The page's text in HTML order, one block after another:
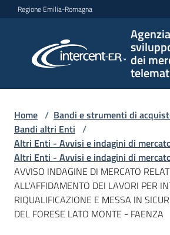
Vai al contenuto
Vai alla navigazione
Vai al footer
Regione Emilia-Romagna
dei
per lo
sviluppo
telematici
L'Agenzia
Bandi
Home / Bandi e strumenti di
Bandi altri Enti /
Altri Enti - Avvisi e indagini di
Altri Enti - Avvisi e indagini di
AVVISO INDAGINE DI MERCATO
ALL'AFFIDAMENTO DEI LAVORI PER
RIQUALIFICAZIONE E MESSA IN
DEL FORESE LATO MONTE - FAENZA